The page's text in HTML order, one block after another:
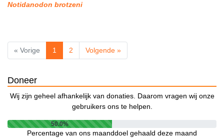
Notidanodon brotzeni
« Vorige 1 2 Volgende »
Doneer
Wij zijn geheel afhankelijk van donaties. Daarom vragen wij onze
gebruikers ons te helpen.
50.0%
Percentage van ons maanddoel gehaald deze maand